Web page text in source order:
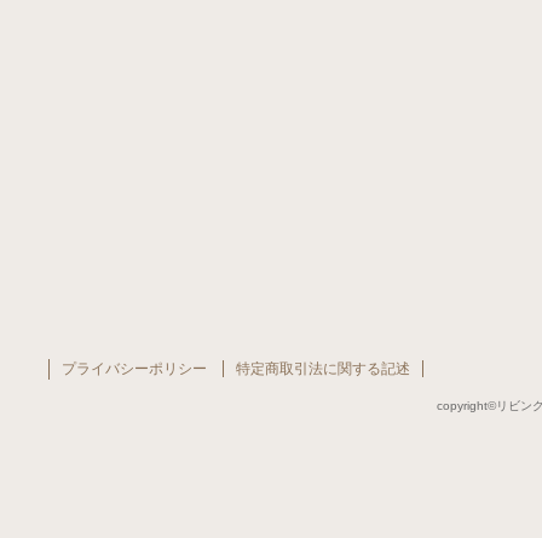
copyright©リビン
プライバシーポリシー 特定商取引法に関する記述